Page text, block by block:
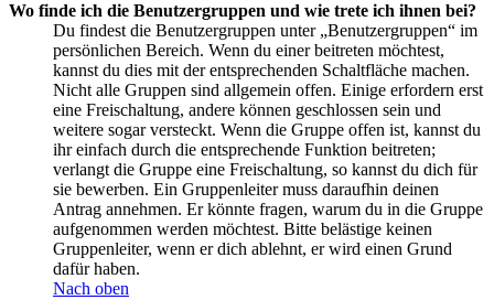
Wo finde ich die Benutzergruppen und wie trete ich ihnen bei?
Du findest die Benutzergruppen unter „Benutzergruppen“ im
persönlichen Bereich. Wenn du einer beitreten möchtest,
kannst du dies mit der entsprechenden Schaltfläche machen.
Nicht alle Gruppen sind allgemein offen. Einige erfordern erst
eine Freischaltung, andere können geschlossen sein und
weitere sogar versteckt. Wenn die Gruppe offen ist, kannst du
ihr einfach durch die entsprechende Funktion beitreten;
verlangt die Gruppe eine Freischaltung, so kannst du dich für
sie bewerben. Ein Gruppenleiter muss daraufhin deinen
Antrag annehmen. Er könnte fragen, warum du in die Gruppe
aufgenommen werden möchtest. Bitte belästige keinen
Gruppenleiter, wenn er dich ablehnt, er wird einen Grund
dafür haben.
Nach oben